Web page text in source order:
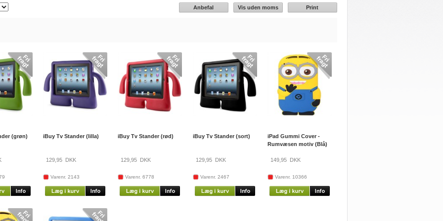
Anbefal Vis uden moms Print
(grøn) iBuy Tv Stander (lilla)
129,95 DKK
Varenr. 2143
iBuy Tv Stander (rød)
129,95 DKK
Varenr. 6778
iBuy Tv Stander (sort)
129,95DKK
Varenr. 2467
iPad Gummi Cover -
Rumvæsen motiv (Blå)
149,95DKK
Varenr. 10366